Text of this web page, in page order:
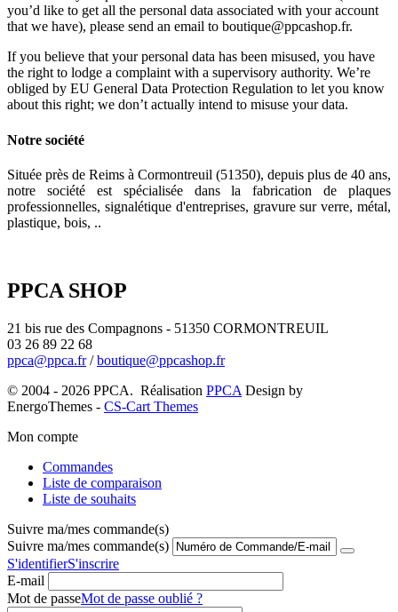
you’d like to get all the personal data associated with your account
that we have), please send an email to boutique@ppcashop.fr.
If you believe that your personal data has been misused, you have
the right to lodge a complaint with a supervisory authority. We’re
obliged by EU General Data Protection Regulation to let you know
about this right; we don’t actually intend to misuse your data.
Notre société
Située près de Reims à Cormontreuil (51350), depuis plus de 40 ans,
notre société est spécialisée dans la fabrication de plaques
professionnelles, signalétique d'entreprises, gravure sur verre, métal,
plastique, bois, ..
PPCA SHOP
21 bis rue des Compagnons - 51350 CORMONTREUIL
03 26 89 22 68
ppca@ppca.fr/boutique@ppcashop.fr
© 2004 - 2026 PPCA. Réalisation PPCA Design by
EnergoThemes - CS-Cart Themes
Mon compte
Commandes
Liste de comparaison
Liste de souhaits
Suivre ma/mes commande(s)
Suivre ma/mes commande(s)
S'identifierS'inscrire
E-mail
Mot de passeMot de passe oublié ?